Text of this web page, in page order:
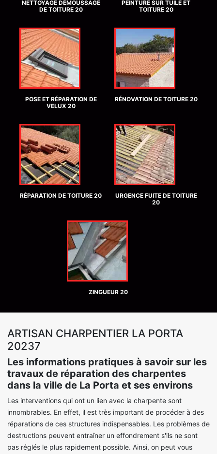
NETTOYAGE DÉMOUSSAGE
DE TOITURE 20
PEINTURE SUR TUILE ET
TOITURE 20
POSE ET RÉPARATION DE
VELUX 20
RÉNOVATION DE TOITURE 20
RÉPARATION DE TOITURE 20
URGENCE FUITE DE TOITURE
20
ZINGUEUR 20
ARTISAN CHARPENTIER LA PORTA
20237
Les informations pratiques à savoir sur les
travaux de réparation des charpentes
dans la ville de La Porta et ses environs
Les interventions qui ont un lien avec la charpente sont
innombrables. En effet, il est très important de procéder à des
réparations de ces structures indispensables. Les problèmes de
destructions peuvent entraîner un effondrement s'ils ne sont
pas réglés le plus rapidement possible. Ainsi, on peut vous